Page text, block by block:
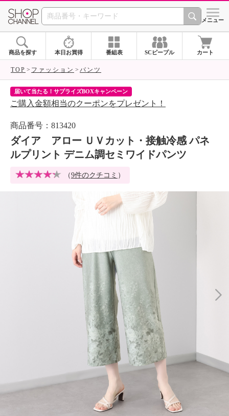
SHOP CHANNEL シメニュー
商品を探す 本日お買得 番組表 SCピープル カート
TOP ファッション パンツ
クチコミ・Instagramキャンペーン
クーポンが当たるチャンス！
商品番号：813420
ダイア アロー ＵＶカット・接触冷感 パネ
ルプリント デニム調セミワイドパンツ
（9件のクチコミ ）